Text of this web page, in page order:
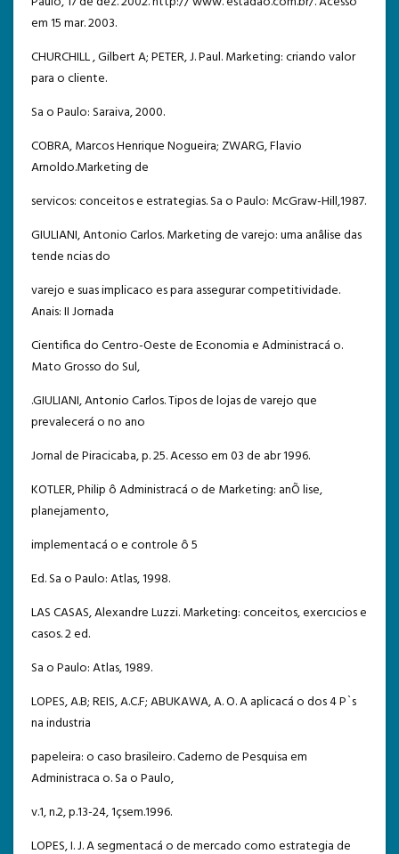
em 15 mar. 2003.
CHURCHILL , Gilbert A; PETER, J. Paul. Marketing: criando valor
para o cliente.
Sa o Paulo: Saraiva, 2000.
COBRA, Marcos Henrique Nogueira; ZWARG, Flavio
Arnoldo.Marketing de
servicos: conceitos e estrategias. Sa o Paulo: McGraw-Hill,1987.
GIULIANI, Antonio Carlos. Marketing de varejo: uma anâlise das
tende ncias do
varejo e suas implicaco es para assegurar competitividade.
Anais: II Jornada
Cientifica do Centro-Oeste de Economia e Administracá o.
Mato Grosso do Sul,
.GIULIANI, Antonio Carlos. Tipos de lojas de varejo que
prevalecerá o no ano
Jornal de Piracicaba, p. 25. Acesso em 03 de abr 1996.
KOTLER, Philip ô Administracá o de Marketing: anÕ lise,
planejamento,
implementacá o e controle ô 5
Ed. Sa o Paulo: Atlas, 1998.
LAS CASAS, Alexandre Luzzi. Marketing: conceitos, exercıcios e
casos. 2 ed.
Sa o Paulo: Atlas, 1989.
LOPES, A.B; REIS, A.C.F; ABUKAWA, A. O. A aplicacá o dos 4 P`s
na industria
papeleira: o caso brasileiro. Caderno de Pesquisa em
Administraca o. Sa o Paulo,
v.1, n.2, p.13-24, 1çsem.1996.
LOPES, I. J. A segmentacá o de mercado como estrategia de